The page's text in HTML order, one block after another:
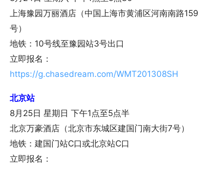
上海豫园万丽酒店（中国上海市黄浦区河南南路159
号）
地铁：10号线至豫园站3号出口
立即报名：
https://g.chasedream.com/WMT201308SH
北京站
8月25日 星期日 下午1点至5点半
北京万豪酒店（北京市东城区建国门南大街7号）
地铁：建国门站C口或北京站C口
立即报名：